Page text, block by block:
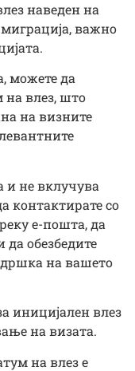
наведен на
важно
можете да
на влез, што
на визните
и не вклучува
контактирате со
е-пошта, да
да обезбедите
на вашето
иницијален влез
на визата.
на влез е